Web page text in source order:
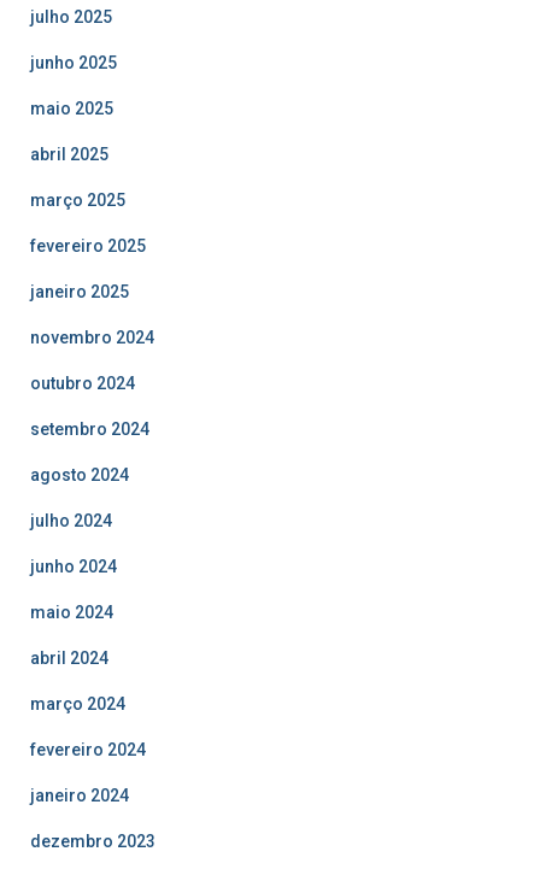
julho 2025
junho 2025
maio 2025
abril 2025
março 2025
fevereiro 2025
janeiro 2025
novembro 2024
outubro 2024
setembro 2024
agosto 2024
julho 2024
junho 2024
maio 2024
abril 2024
março 2024
fevereiro 2024
janeiro 2024
dezembro 2023